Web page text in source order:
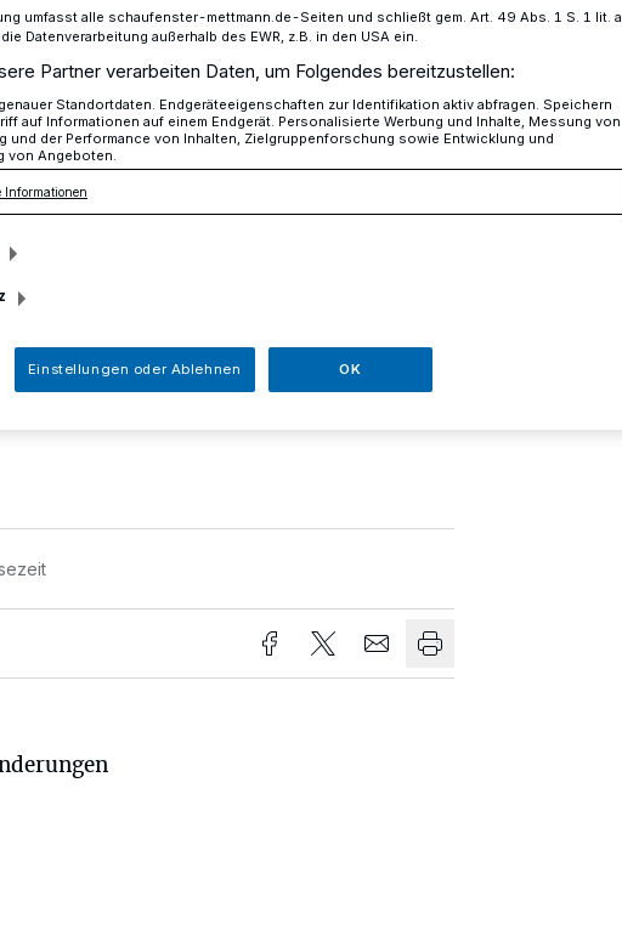
und an der Ringstraße
und an der
lässt die Stadt Mettmann
der Ringstraße/Am Kolben
umfasst alle schaufenster-mettmann.de-Seiten und schließt gem. Art. 49 Abs. 1 S. 1 lit. a
Datenverarbeitung außerhalb des EWR, z.B. in den USA ein.
Partner verarbeiten Daten, um Folgendes bereitzustellen:
Standortdaten. Endgeräteeigenschaften zur Identifikation aktiv abfragen. Speichern
auf Informationen auf einem Endgerät. Personalisierte Werbung und Inhalte, Messung von
und der Performance von Inhalten, Zielgruppenforschung sowie Entwicklung und
von Angeboten.
Einstellungen oder Ablehnen OK